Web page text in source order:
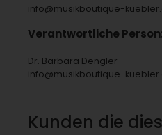
info@musikboutique-
Verantwortliche Person:
Dr. Barbara Dengler
info@musikboutique-
Kunden die